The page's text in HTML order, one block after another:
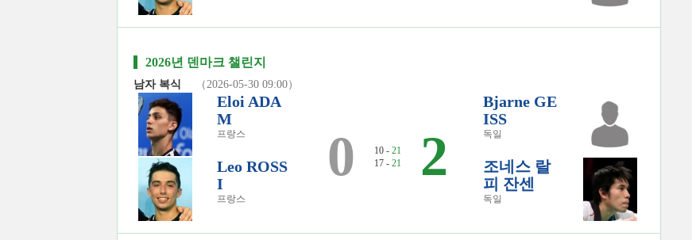
2026년 덴마크 챌린지
남자 복식 （2026-05-30 09:00）
Eloi ADA
M
프랑스
Leo ROSS
I
프랑스
0 10 - 21
17 - 21 2
Bjarne GE
ISS
독일
조네스 랄
피 잔센
독일